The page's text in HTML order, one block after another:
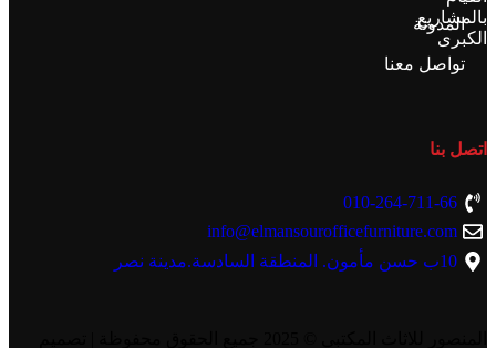
بالمشاريع
الكبرى
المدونة
تواصل معنا
اتصل بنا
010-264-711-66
info@elmansourofficefurniture.com
10ب حسن مأمون. المنطقة السادسة.مدينة نصر